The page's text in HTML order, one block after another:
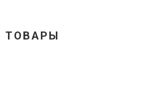
ТОВАРЫ